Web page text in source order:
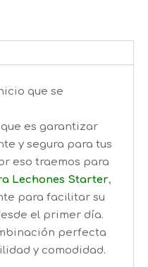
que se
es garantizar
y segura para tus
eso traemos para
Lechones Starter,
para facilitar su
el primer día.
perfecta
y comodidad.